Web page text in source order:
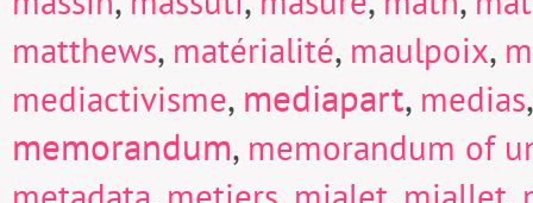
matthews, matérialité, maulpoix,
mediactivisme, mediapart, medias
memorandum, memorandum of